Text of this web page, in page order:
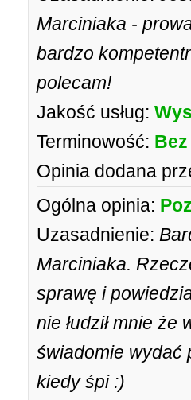
Marciniaka -
bardzo
polecam!
Jakość usług:
Terminowość:
Opinia dodana
Ogólna opinia:
Uzasadnienie:
Marciniaka.
sprawę i
nie łudził mnie
świadomie wydać
kiedy śpi :)